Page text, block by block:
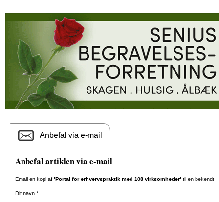
Anbefal via e-mail
Anbefal artiklen via e-mail
Email en kopi af 'Portal for erhvervspraktik med 108 virksomheder' til en bekendt
Dit navn *